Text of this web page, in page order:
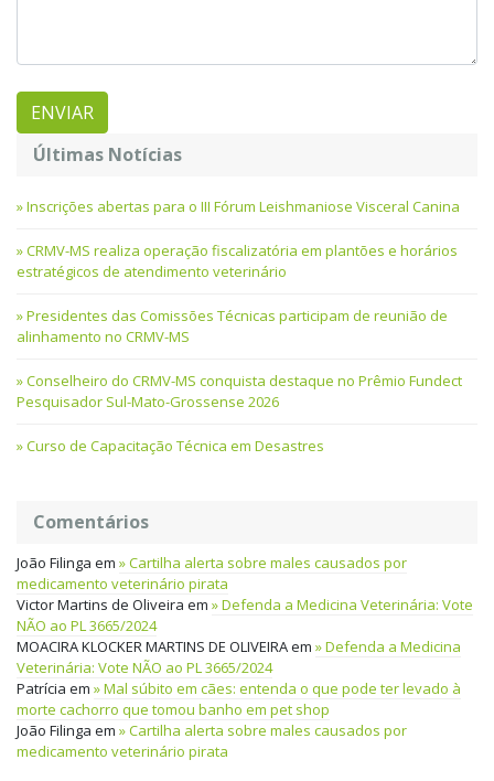
Últimas Notícias
Inscrições abertas para o III Fórum Leishmaniose Visceral Canina
CRMV-MS realiza operação fiscalizatória em plantões e horários
estratégicos de atendimento veterinário
Presidentes das Comissões Técnicas participam de reunião de
alinhamento no CRMV-MS
Conselheiro do CRMV-MS conquista destaque no Prêmio Fundect
Pesquisador Sul-Mato-Grossense 2026
Curso de Capacitação Técnica em Desastres
Comentários
João Filinga em
Cartilha alerta sobre males causados por
medicamento veterinário pirata
Victor Martins de Oliveira em
Defenda a Medicina Veterinária: Vote
NÃO ao PL 3665/2024
MOACIRA KLOCKER MARTINS DE OLIVEIRAem
Defenda a Medicina
Veterinária: Vote NÃO ao PL 3665/2024
Patrícia em
Mal súbito em cães: entenda o que pode ter levado à
morte cachorro que tomou banho em pet shop
João Filinga em
Cartilha alerta sobre males causados por
medicamento veterinário pirata